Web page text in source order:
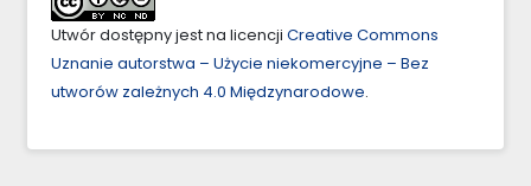
Utwór dostępny jest na licencji Creative Commons
Uznanie autorstwa – Użycie niekomercyjne – Bez
utworów zależnych 4.0 Międzynarodowe.